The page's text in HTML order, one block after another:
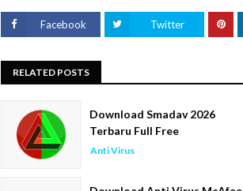
Facebook Twitter
RELATED POSTS
Download Smadav 2026
Terbaru Full Free
Anti Virus